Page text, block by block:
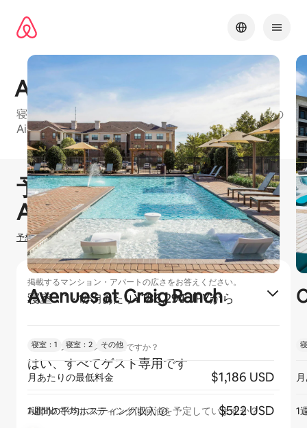
Adley Craig Ranch
寝室：1、寝室：2、寝室：3のお部屋がある、Dallasの
Airbnbフレンドリーマンション・アパートの建物
0件中0件表示
1 / 26
予想ホスティング収⁠入¥0
Airbnbでのホ⁠ス⁠テ⁠ィ⁠ン⁠グ
予想ホスティング収入の計算方法を確認する
掲載するマンション・アパートの広さをお答えください。
寝室：1 ·1か月あたり¥186,294 JPYから
リスティングはゲスト専用ですか？
はい、すべてゲスト専用です
Airbnbでのホスティングは何泊を予定していますか？
Avenues at Craig Ranch
寝室：1 寝室：2 その他
月あたりの最低料金 $1,186 USD
1週間の平均ホスティング収入 $522 USD 1